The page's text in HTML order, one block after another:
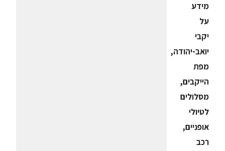
מידע
על
יקבי
יואב-יהודה,
מפת
הייקבים,
מסלולים
לטיולי
אופניים,
רכב